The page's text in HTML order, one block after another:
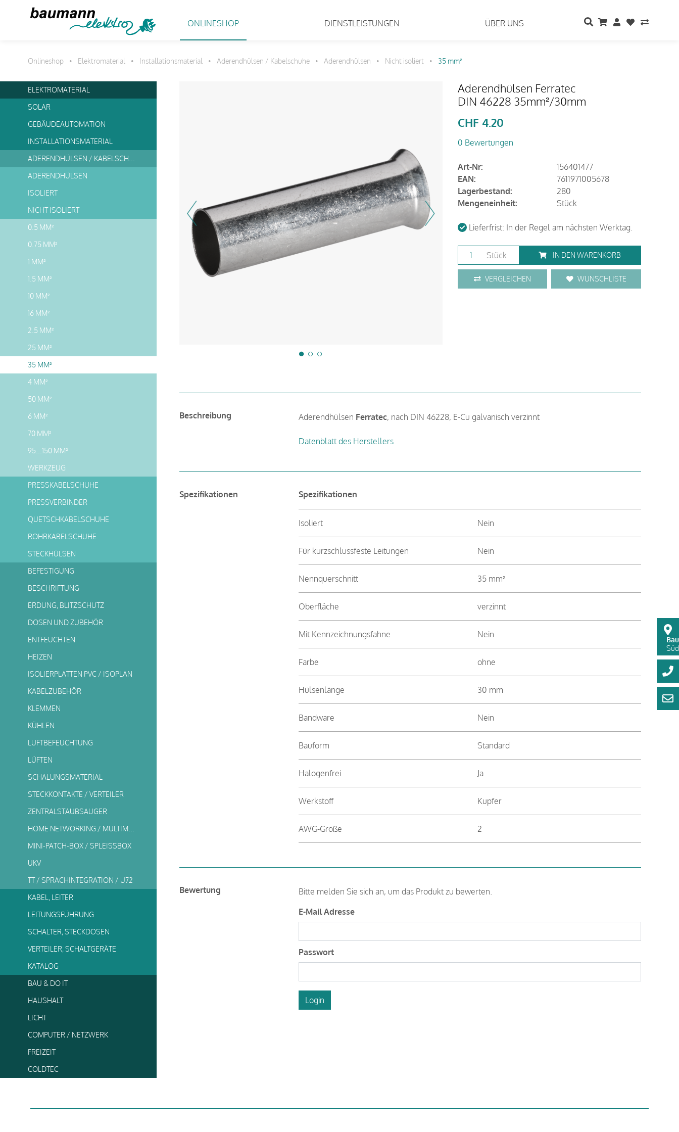
ONLINESHOP DIENSTLEISTUNGEN ÜBER UNS
Onlineshop • Elektromaterial • Installationsmaterial • Aderendhülsen / Kabelschuhe • Aderendhülsen • Nicht isoliert • 35 mm²
ELEKTROMATERIAL
SOLAR
GEBÄUDEAUTOMATION
INSTALLATIONSMATERIAL
ADERENDHÜLSEN
ISOLIERT
NICHT ISOLIERT
0.5 MM²
0.75 MM²
1 MM²
1.5 MM²
10 MM²
16 MM²
2.5 MM²
25 MM²
35 MM²
4 MM²
50 MM²
6 MM²
70 MM²
95...150 MM²
WERKZEUG
PRESSKABELSCHUHE
PRESSVERBINDER
QUETSCHKABELSCHUHE
ROHRKABELSCHUHE
STECKHÜLSEN
BEFESTIGUNG
BESCHRIFTUNG
ERDUNG, BLITZSCHUTZ
DOSEN UND ZUBEHÖR
ENTFEUCHTEN
HEIZEN
ISOLIERPLATTEN PVC / ISOPLAN
KABELZUBEHÖR
KLEMMEN
KÜHLEN
LUFTBEFEUCHTUNG
LÜFTEN
SCHALUNGSMATERIAL
STECKKONTAKTE / VERTEILER
ZENTRALSTAUBSAUGER
MINI-PATCH-BOX / SPLEISSBOX
UKV
TT / SPRACHINTEGRATION / U72
KABEL, LEITER
LEITUNGSFÜHRUNG
SCHALTER, STECKDOSEN
VERTEILER, SCHALTGERÄTE
KATALOG
BAU & DO IT
HAUSHALT
LICHT
COMPUTER / NETZWERK
FREIZEIT
COLDTEC
Aderendhülsen Ferratec
DIN 46228 35mm²/30mm
CHF 4.20
0 Bewertungen
Art-Nr:
156401477
EAN:
7611971005678
Lagerbestand:
280
Mengeneinheit:
Stück
Lieferfrist: In der Regel am nächsten Werktag.
Stück IN DEN WARENKORB
VERGLEICHEN WUNSCHLISTE
Beschreibung Aderendhülsen Ferratec, nach DIN 46228, E-Cu galvanisch verzinnt
Datenblatt des Herstellers
Spezifikationen Spezifikationen
Isoliert Nein
Für kurzschlussfeste Leitungen Nein
Nennquerschnitt 35 mm²
Oberfläche verzinnt
Mit Kennzeichnungsfahne Nein
Farbe ohne
Hülsenlänge 30 mm
Bandware Nein
Bauform Standard
Halogenfrei Ja
Werkstoff Kupfer
AWG-Größe 2
Bewertung
Bitte melden Sie sich an, um das Produkt zu bewerten.
E-Mail Adresse
Passwort
Login